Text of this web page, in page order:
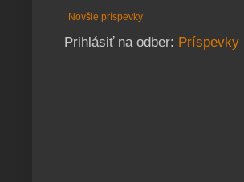
Novšie príspevky
Prihlásiť na odber: Príspevky